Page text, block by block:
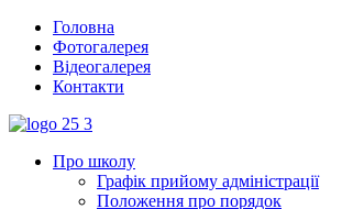
Головна
Фотогалерея
Відеогалерея
Контакти
Про школу
Графік прийому адміністрації
Положення про порядок